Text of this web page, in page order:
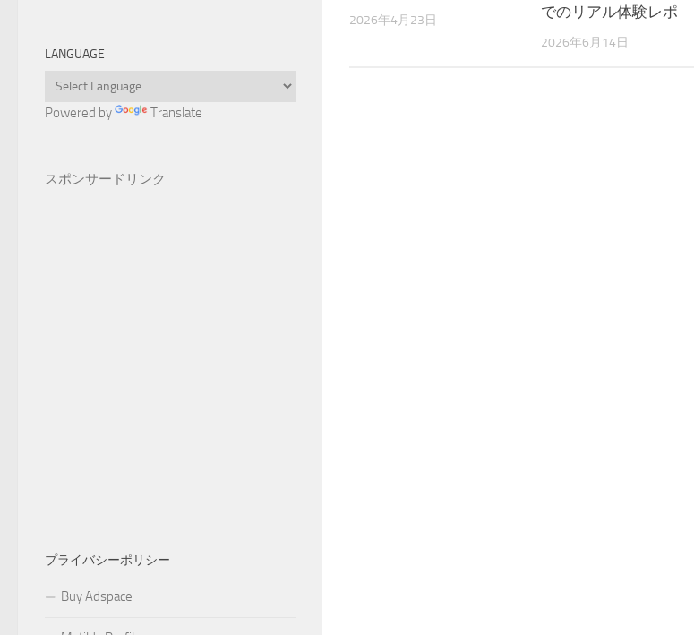
2026年4月23日
でのリアル体験レポ
2026年6月14日
LANGUAGE
Powered by Translate
スポンサードリンク
プライバシーポリシー
Buy Adspace